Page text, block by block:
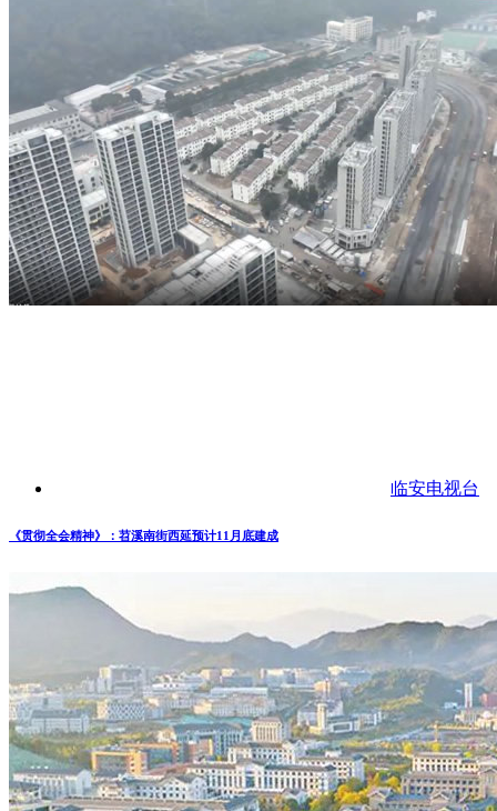
临安电视台
《贯彻全会精神》：苕溪南街西延预计11月底建成